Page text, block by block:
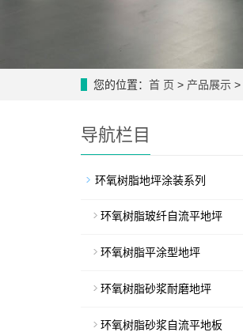
您的位置： 首 页 > 产品展示 >
导航栏目
环氧树脂地坪涂装系列
环氧树脂玻纤自流平地坪
环氧树脂平涂型地坪
环氧树脂砂浆耐磨地坪
环氧树脂砂浆自流平地板